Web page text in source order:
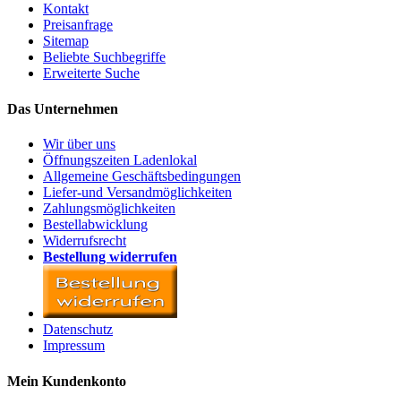
Kontakt
Preisanfrage
Sitemap
Beliebte Suchbegriffe
Erweiterte Suche
Das Unternehmen
Wir über uns
Öffnungszeiten Ladenlokal
Allgemeine Geschäftsbedingungen
Liefer-und Versandmöglichkeiten
Zahlungsmöglichkeiten
Bestellabwicklung
Widerrufsrecht
Bestellung widerrufen
Datenschutz
Impressum
Mein Kundenkonto